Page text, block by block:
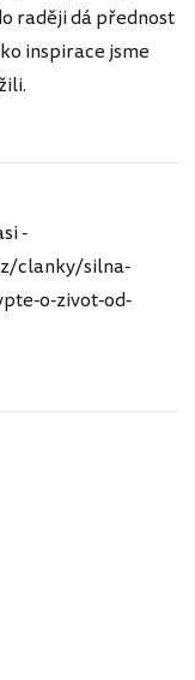
raději dá přednost
inspirace jsme
-
clanky/silna-
o-zivot-od-